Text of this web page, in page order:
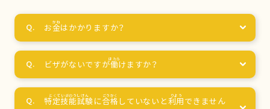
お金はかかりますか？
ビザがないですが働けますか？
特定技能試験に合格 していないと利用 できません